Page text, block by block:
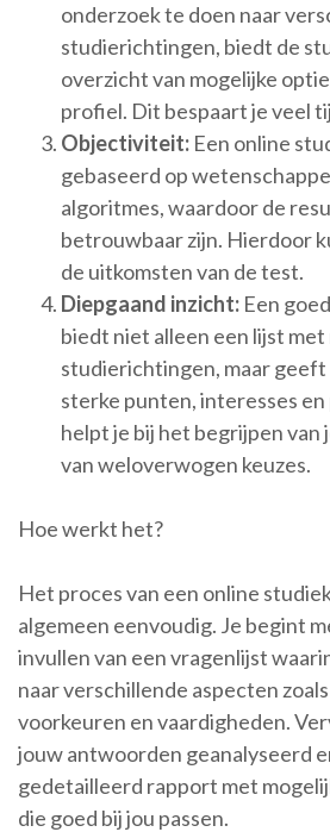
onderzoek te doen naar
studierichtingen, biedt de
overzicht van mogelijke
profiel. Dit bespaart je veel
Objectiviteit: Een online
gebaseerd op
algoritmes, waardoor de
betrouwbaar zijn. Hierdoor
de uitkomsten van de test.
Diepgaand inzicht: Een
biedt niet alleen een lijst met
studierichtingen, maar
sterke punten, interesses
helpt je bij het begrijpen van
van weloverwogen keuzes.
Hoe werkt het?
Het proces van een online
algemeen eenvoudig. Je begint
invullen van een vragenlijst
naar verschillende aspecten
voorkeuren en vaardigheden.
jouw antwoorden geanalyseerd
gedetailleerd rapport met
die goed bij jou passen.